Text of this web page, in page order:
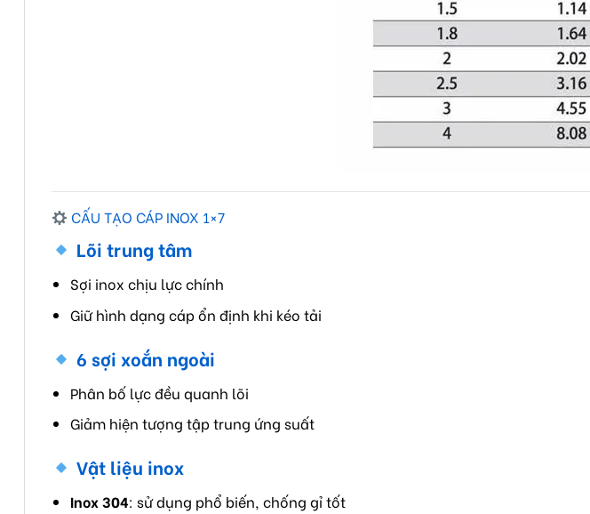
CẤU TẠO CÁP INOX 1×7
Lõi trung tâm
Sợi inox chịu lực chính
Giữ hình dạng cáp ổn định khi kéo tải
6 sợi xoắn ngoài
Phân bố lực đều quanh lõi
Giảm hiện tượng tập trung ứng suất
Vật liệu inox
Inox 304: sử dụng phổ biến, chống gỉ tốt